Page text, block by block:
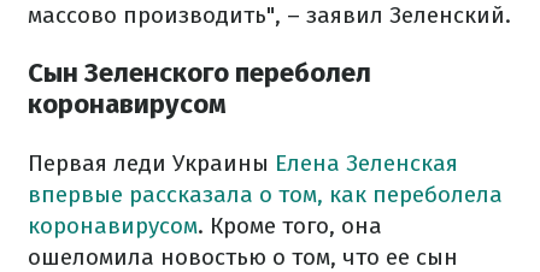
массово производить", – заявил Зеленский.
Сын Зеленского переболел
коронавирусом
Первая леди Украины Елена Зеленская
впервые рассказала о том, как переболела
коронавирусом. Кроме того, она
ошеломила новостью о том, что ее сын